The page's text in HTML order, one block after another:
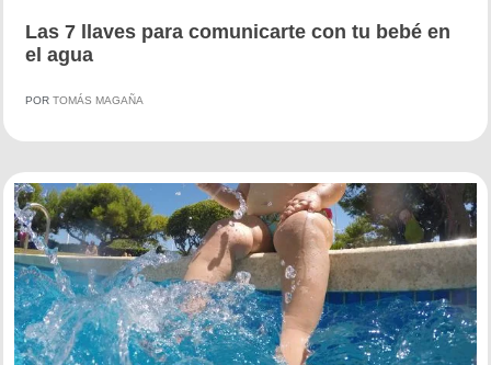
Las 7 llaves para comunicarte con tu bebé en
el agua
POR TOMÁS MAGAÑA